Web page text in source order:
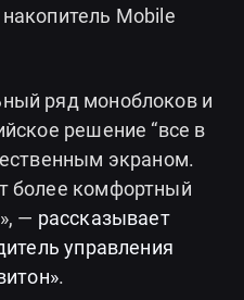
Mobile
ряд моноблоков и
решение “все в
экраном.
более комфортный
— рассказывает
управления
.